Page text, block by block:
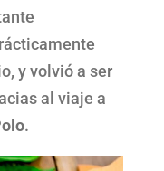
y volvió a ser
al viaje a
.